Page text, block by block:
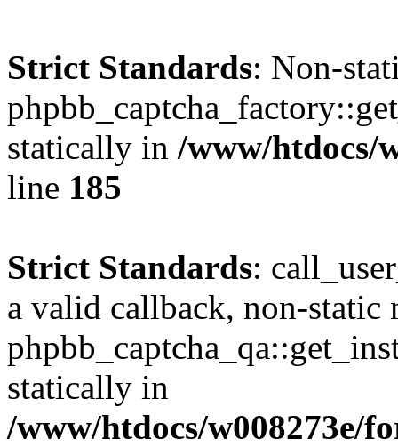
Strict Standards: Non-
statically in /www/htdocs/
line 185
Strict Standards:
a valid callback, non-static
statically in
/www/htdocs/w008273e/